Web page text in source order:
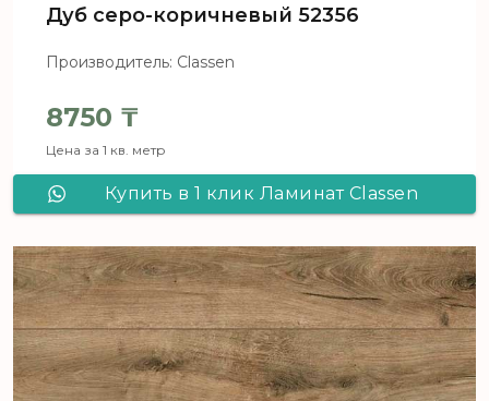
Дуб серо-коричневый 52356
Производитель: Classen
8750 ₸
Цена за 1 кв. метр
Купить в 1 клик Ламинат Сlassen
коричневый 52356